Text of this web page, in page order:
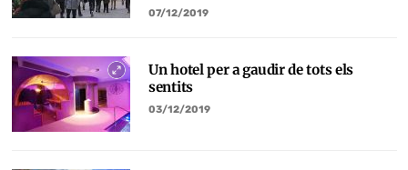
07/12/2019
Un hotel per a gaudir de tots els
sentits
03/12/2019